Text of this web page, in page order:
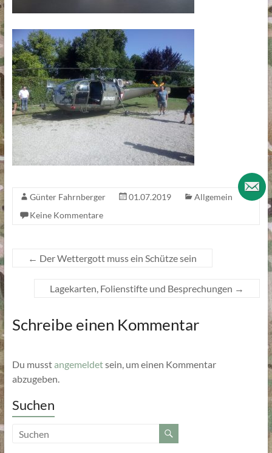
Günter Fahrnberger 01.07.2019
Allgemein
Keine Kommentare
← Der Wettergott muss ein Schütze sein
Lagekarten, Folienstifte und Besprechungen →
Schreibe einen Kommentar
Du musstangemeldetsein, um einen Kommentar
abzugeben.
Suchen